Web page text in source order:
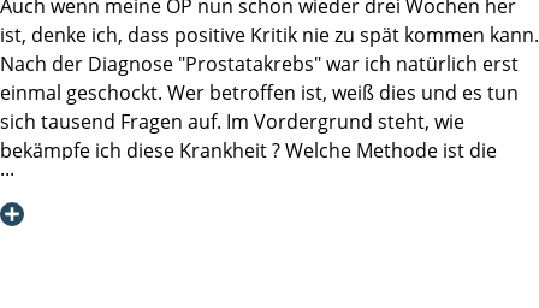
Auch wenn meine OP nun schon wieder drei Wochen her
ist, denke ich, dass positive Kritik nie zu spät kommen kann.
Nach der Diagnose "Prostatakrebs" war ich natürlich erst
einmal geschockt. Wer betroffen ist, weiß dies und es tun
sich tausend Fragen auf. Im Vordergrund steht, wie
bekämpfe ich diese Krankheit ? Welche Methode ist die
richtige?
Nach Abwägung einiger dieser möglichen Methoden